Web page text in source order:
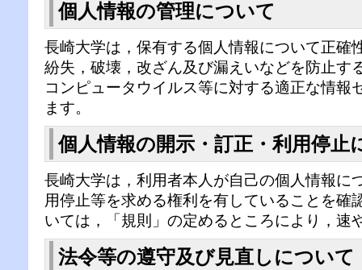
個人情報の管理について
長崎大学は，保有する個人情報について正確
紛失，破壊，改ざん及び漏えいなどを防止す
コンピュータウイルス等に対する適正な情報
ます。
個人情報の開示・訂正・利用停止
長崎大学は，利用者本人が自己の個人情報に
用停止等を求める権利を有していることを確
いては，「規則」の定めるところにより，速
法令等の遵守及び見直しについて